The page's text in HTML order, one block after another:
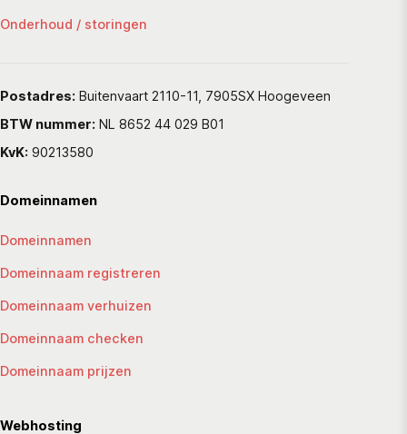
Onderhoud / storingen
Postadres: Buitenvaart 2110-11, 7905SX Hoogeveen
BTW nummer: NL 8652 44 029 B01
KvK: 90213580
Domeinnamen
Domeinnamen
Domeinnaam registreren
Domeinnaam verhuizen
Domeinnaam checken
Domeinnaam prijzen
Webhosting